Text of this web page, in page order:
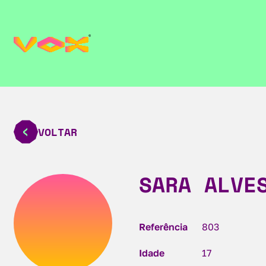
VOLTAR
SARA
Referência 803
Idade 17